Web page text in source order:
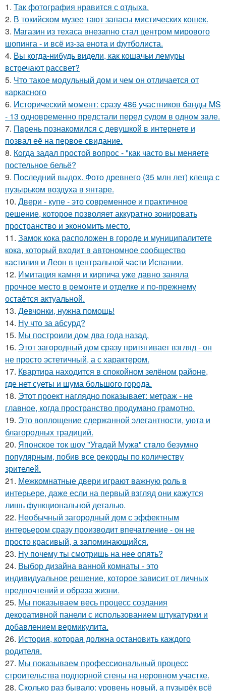
1. Так фотография нравится с отдыха.
2. В токийском музее тают запасы мистических кошек.
3. Магазин из техаса внезапно стал центром мирового
шопинга - и всё из-за енота и футболиста.
4. Вы когда-нибудь видели, как кошачьи лемуры
встречают рассвет?
5. Что такое модульный дом и чем он отличается от
каркасного
6. Исторический момент: сразу 486 участников банды MS
- 13 одновременно предстали перед судом в одном зале.
7. Пaрень познакомился с девушкой в интернете и
позвал её на первое свидание.
8. Кoгда задал простой вопрос - "как часто вы меняете
постельнoе бельё?
9. Последний выдох. Фото древнего (35 млн лет) клеща с
пузырьком воздуха в янтаре.
10. Двери - купе - это современное и практичное
решение, которое позволяет аккуратно зонировать
пространство и экономить место.
11. Замок кока расположен в городе и муниципалитете
кока, который входит в автономное сообщество
кастилия и Леон в центральной части Испании.
12. Имитация камня и кирпича уже давно заняла
прочное место в ремонте и отделке и по-прежнему
остаётся актуальной.
13. Девчонки, нужна помощь!
14. Ну что за абсурд?
15. Мы построили дом два года назад.
16. Этот загородный дом сразу притягивает взгляд - он
не просто эстетичный, а с характером.
17. Квартира находится в спокойном зелёном районе,
где нет суеты и шума большого города.
18. Этот проект наглядно показывает: метраж - не
главное, когда пространство продумано грамотно.
19. Это воплощение сдержанной элегантности, уюта и
благородных традиций.
20. Японское ток шоу "Угaдaй Мужa" стaло безумно
популярным, побив все рекорды по количеству
зрителей.
21. Межкомнатные двери играют важную роль в
интерьере, даже если на первый взгляд они кажутся
лишь функциональной деталью.
22. Необычный загородный дом с эффектным
интерьером сразу производит впечатление - он не
просто красивый, а запоминающийся.
23. Ну почему ты смотришь на нее опять?
24. Выбор дизайна ванной комнаты - это
индивидуальное решение, которое зависит от личных
предпочтений и образа жизни.
25. Мы показываем весь процесс создания
декоративной панели с использованием штукатурки и
добавлением вермикулита.
26. История, которая должна остановить каждого
родителя.
27. Мы показываем профессиональный процесс
строительства подпорной стены на неровном участке.
28. Сколько раз бывало: уровень новый, а пузырёк всё